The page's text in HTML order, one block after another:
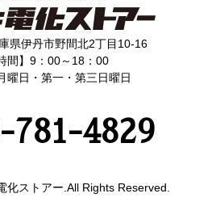
県伊丹市野間北2丁目10-16
間】9：00～18：00
曜日・第一・第三日曜日
781-4829
化ストアー.All Rights Reserved.